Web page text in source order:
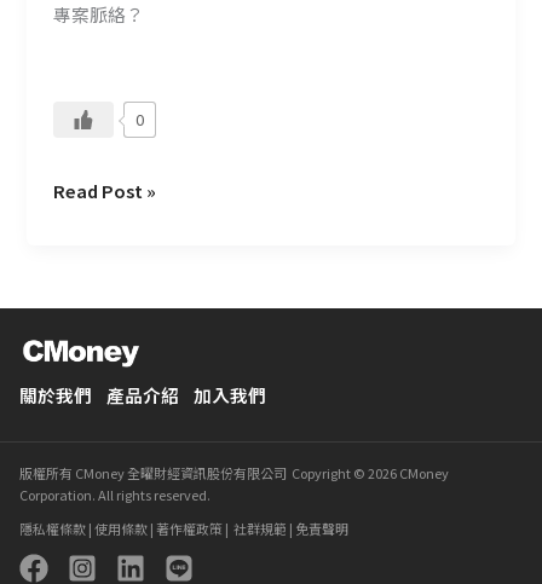
專案脈絡？
0
Read Post »
關於我們 產品介紹 加入我們
版權所有 CMoney 全曜財經資訊股份有限公司 Copyright © 2026 CMoney
Corporation. All rights reserved.
隱私權條款|使用條款| 著作權政策| 社群規範 | 免責聲明